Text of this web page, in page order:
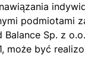
podmiotami
Balance Sp. z o.o.
może być